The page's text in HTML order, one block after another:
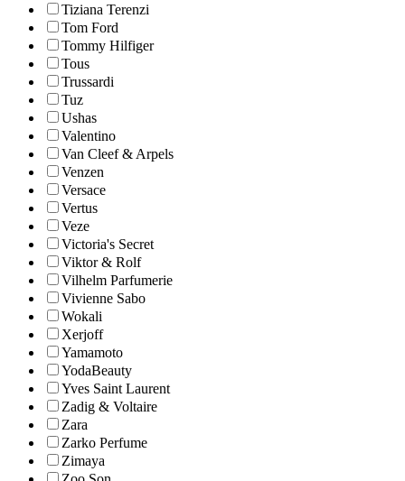
Tiziana Terenzi
Tom Ford
Tommy Hilfiger
Tous
Trussardi
Tuz
Ushas
Valentino
Van Cleef & Arpels
Venzen
Versace
Vertus
Veze
Victoria's Secret
Viktor & Rolf
Vilhelm Parfumerie
Vivienne Sabo
Wokali
Xerjoff
Yamamoto
YodaBeauty
Yves Saint Laurent
Zadig & Voltaire
Zara
Zarko Perfume
Zimaya